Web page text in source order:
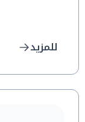
لجهاز
للمزيد